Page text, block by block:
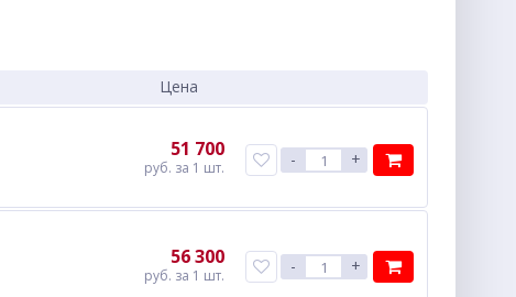
Цена
51 700
руб. за 1 шт. - +
56 300
руб. за 1 шт. - +